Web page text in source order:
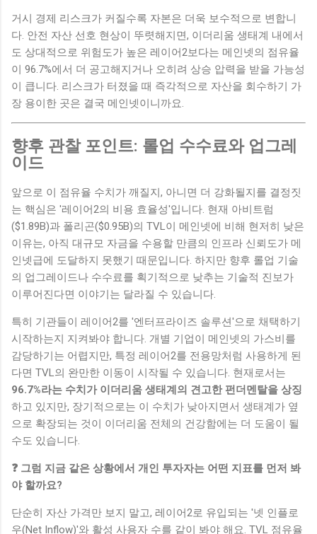
거시 경제 리스크가 커질수록 자본은 더욱 보수적으로 변합니
다. 안전 자산 선호 현상이 뚜렷해지면, 이더리움 생태계 내에서
도 상대적으로 위험도가 높은 레이어2보다는 메인넷의 점유율
이 96.7%에서 더 공고해지거나 오히려 상승 압력을 받을 가능성
이 큽니다. 리스크가 터졌을 때 즉각적으로 자산을 회수하기 가
장 용이한 곳은 결국 메인넷이니까요.
향후 관찰 포인트: 롤업 수수료와 업그레
이드
앞으로 이 점유율 수치가 깨질지, 아니면 더 강화될지를 결정짓
는 핵심은 '레이어2의 비용 효율성'입니다. 현재 아비트럼
($1.89B)과 폴리곤($0.95B)의 TVL이 메인넷에 비해 현저히 낮은
이유는, 아직 대규모 자금을 수용할 만큼의 인프라 신뢰도가 메
인넷급에 도달하지 못했기 때문입니다. 하지만 향후 롤업 기술
의 업그레이드나 수수료를 획기적으로 낮추는 기술적 진보가
이루어진다면 이야기는 달라질 수 있습니다.
특히 기관들이 레이어2를 '엔터프라이즈 솔루션'으로 채택하기
시작하는지 지켜봐야 합니다. 개별 기업이 메인넷의 가스비를
감당하기는 어렵지만, 특정 레이어2를 전용망처럼 사용하게 된
다면 TVL의 완만한 이동이 시작될 수 있습니다. 현재로서는
96.7%라는 수치가 이더리움 생태계의 견고한 펀더멘탈을 상징
하고 있지만, 장기적으로는 이 수치가 낮아지면서 생태계가 옆
으로 확장되는 것이 이더리움 전체의 건강함에는 더 도움이 될
수도 있습니다.
❓ 그럼 지금 같은 상황에서 개인 투자자는 어떤 지표를 먼저 봐
야 할까요?
단순히 자산 가격만 보지 말고, 레이어2로 유입되는 '넷 인플로
우(Net Inflow)'와 활성 사용자 수를 같이 봐야 해요. TVL 점유율